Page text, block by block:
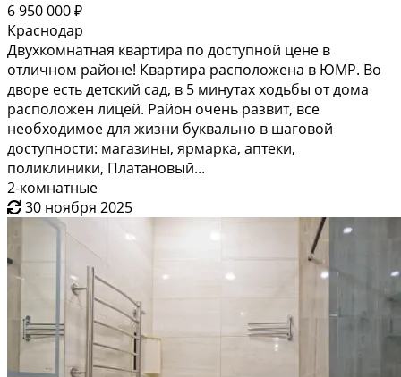
6 950 000 ₽
Краснодар
Двухкомнатная квартира по доступной цене в
отличном районе! Квартира расположена в ЮМР. Во
дворе есть детский сад, в 5 минутах ходьбы от дома
расположен лицей. Район очень развит, все
необходимое для жизни буквально в шаговой
доступности: магазины, ярмарка, аптеки,
поликлиники, Платановый...
2-комнатные
30 ноября 2025